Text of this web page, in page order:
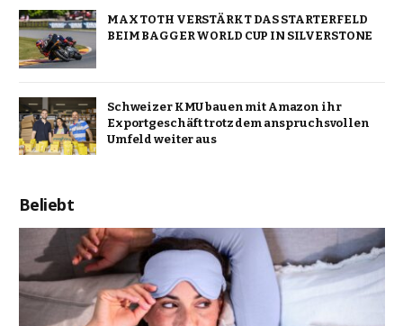
MAX TOTH VERSTÄRKT DAS STARTERFELD
BEIM BAGGER WORLD CUP IN SILVERSTONE
Schweizer KMU bauen mit Amazon ihr
Exportgeschäft trotz dem anspruchsvollen
Umfeld weiter aus
Beliebt